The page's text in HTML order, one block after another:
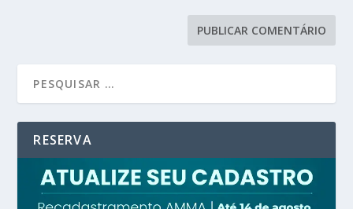
RESERVA